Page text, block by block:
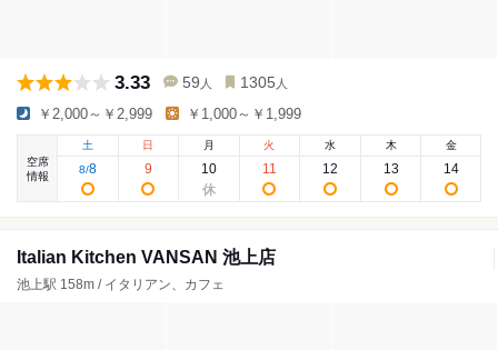
3.33 59 人 1305 人
￥2,000～￥2,999 ￥1,000～￥1,999
空席
情報
土
8/8
日
9
月
10
火
11
水
12
木
13
金
14
Italian Kitchen VANSAN 池上店
池上駅 158m / イタリアン、カフェ